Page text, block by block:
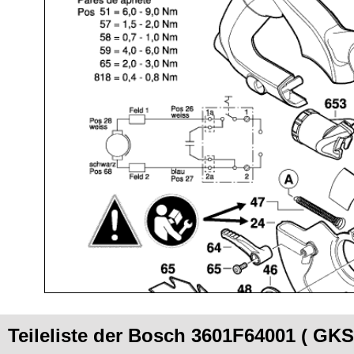
Teileliste der Bosch 3601F64001 (